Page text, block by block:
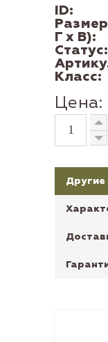
ID:
Г x В):
Статус:
Класс:
Цена:
Другие